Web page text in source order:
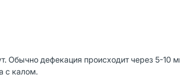
Обычно дефекация происходит через 5-10
с калом.